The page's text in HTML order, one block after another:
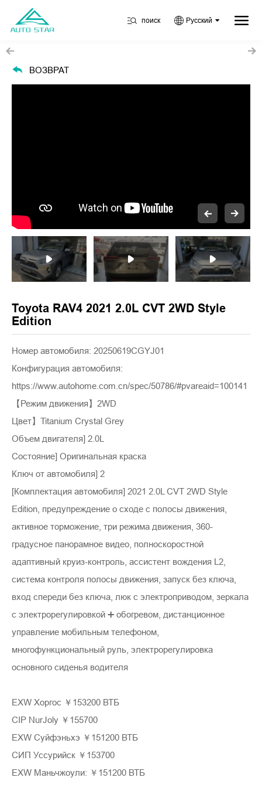
поиск Русский
ВОЗВРАТ
Toyota RAV4 2021 2.0L CVT 2WD Style
Edition
Номер автомобиля: 20250619CGYJ01
Конфигурация автомобиля:
https://www.autohome.com.cn/spec/50786/#pvareaid=100141
【Режим движения】2WD
Цвет】Titanium Crystal Grey
Объем двигателя] 2.0L
Состояние] Оригинальная краска
Ключ от автомобиля] 2
[Комплектация автомобиля] 2021 2.0L CVT 2WD Style
Edition, предупреждение о сходе с полосы движения,
активное торможение, три режима движения, 360-
градусное панорамное видео, полноскоростной
адаптивный круиз-контроль, ассистент вождения L2,
система контроля полосы движения, запуск без ключа,
вход спереди без ключа, люк с электроприводом, зеркала
с электрорегулировкой ➕ обогревом, дистанционное
управление мобильным телефоном,
многофункциональный руль, электрорегулировка
основного сиденья водителя
EXW Хоргос ￥153200 ВТБ
CIP NurJoly ￥155700
EXW Суйфэньхэ ￥151200 ВТБ
СИП Уссурийск ￥153700
EXW Маньчжоули: ￥151200 ВТБ